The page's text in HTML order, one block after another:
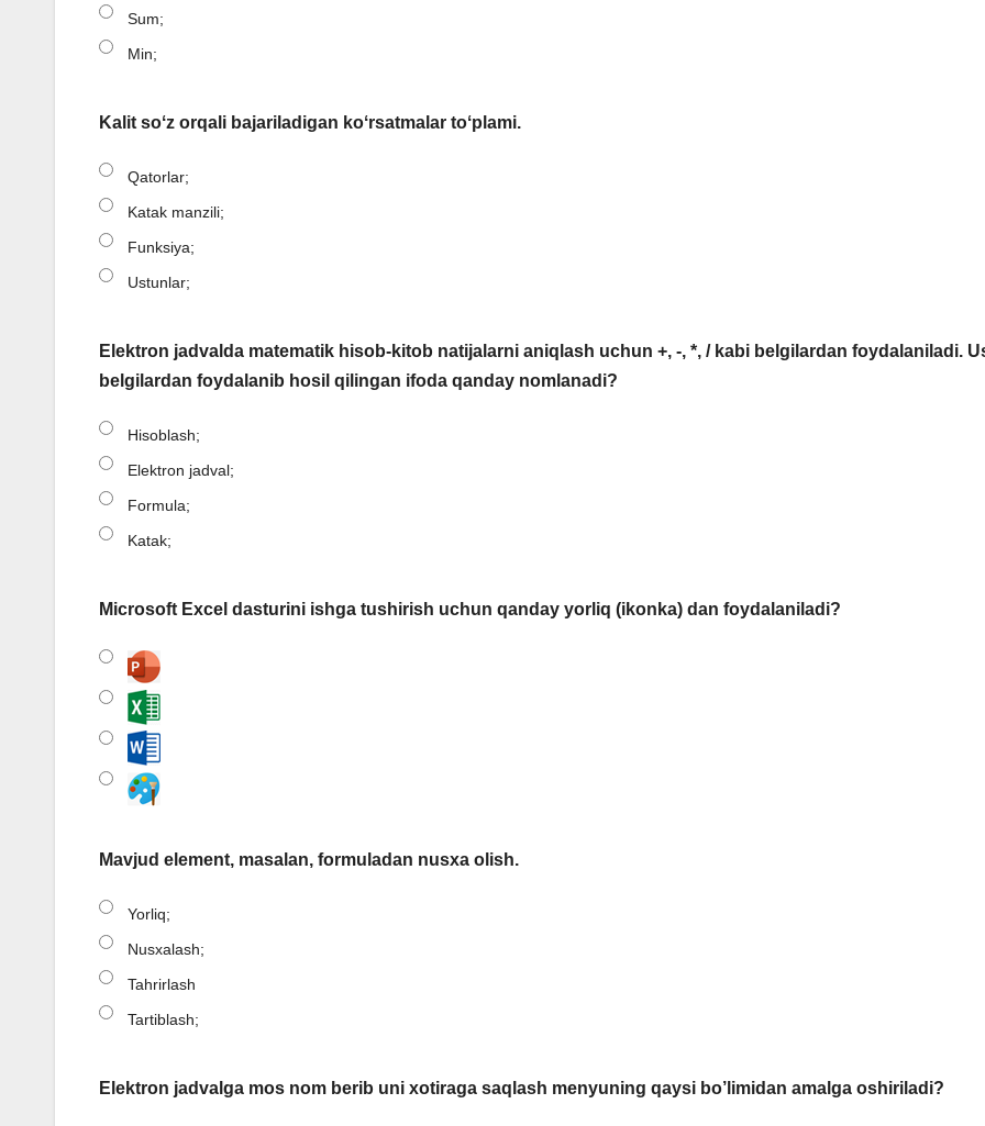
Sum;
Min;
Kalit soʻz orqali bajariladigan koʻrsatmalar toʻplami.
Qatorlar;
Katak manzili;
Funksiya;
Ustunlar;
Elektron jadvalda matematik hisob-kitob natijalarni aniqlash uchun +, -, *, / kabi belgilardan foydalaniladi.
belgilardan foydalanib hosil qilingan ifoda qanday nomlanadi?
Hisoblash;
Elektron jadval;
Formula;
Katak;
Microsoft Excel dasturini ishga tushirish uchun qanday yorliq (ikonka) dan foydalaniladi?
Mavjud element, masalan, formuladan nusxa olish.
Yorliq;
Nusxalash;
Tahrirlash
Tartiblash;
Elektron jadvalga mos nom berib uni xotiraga saqlash menyuning qaysi bo’limidan amalga oshiriladi?